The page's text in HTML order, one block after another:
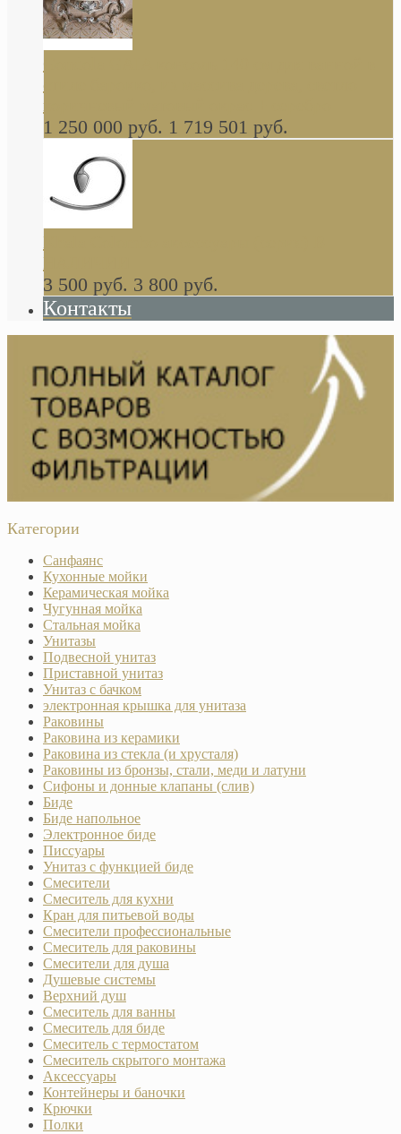
стиле барокко, из массива дерева, светло
коричневый матовый окрас + серебро
1 250 000 руб. 1 719 501 руб.
Khala Colombo аксессуары (серия) В
НАЛИЧИИ
3 500 руб. 3 800 руб.
Контакты
Категории
Санфаянс
Кухонные мойки
Керамическая мойка
Чугунная мойка
Стальная мойка
Унитазы
Подвесной унитаз
Приставной унитаз
Унитаз с бачком
электронная крышка для унитаза
Раковины
Раковина из керамики
Раковина из стекла (и хрусталя)
Раковины из бронзы, стали, меди и латуни
Сифоны и донные клапаны (слив)
Биде
Биде напольное
Электронное биде
Писсуары
Унитаз с функцией биде
Смесители
Смеситель для кухни
Кран для питьевой воды
Смесители профессиональные
Смеситель для раковины
Смесители для душа
Душевые системы
Верхний душ
Смеситель для ванны
Смеситель для биде
Смеситель с термостатом
Смеситель скрытого монтажа
Аксессуары
Контейнеры и баночки
Крючки
Полки